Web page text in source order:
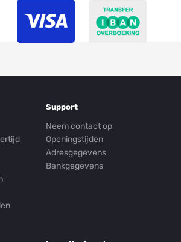
Support
Neem contact op
Openingstijden
Adresgegevens
Bankgegevens